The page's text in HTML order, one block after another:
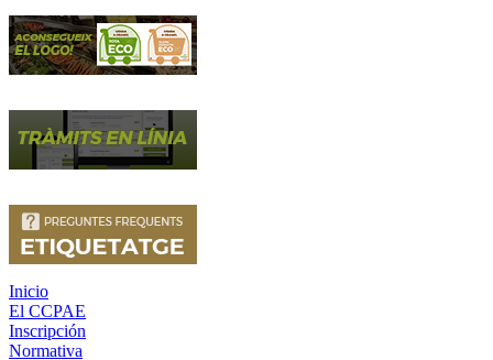
Inicio
El CCPAE
Inscripción
Normativa